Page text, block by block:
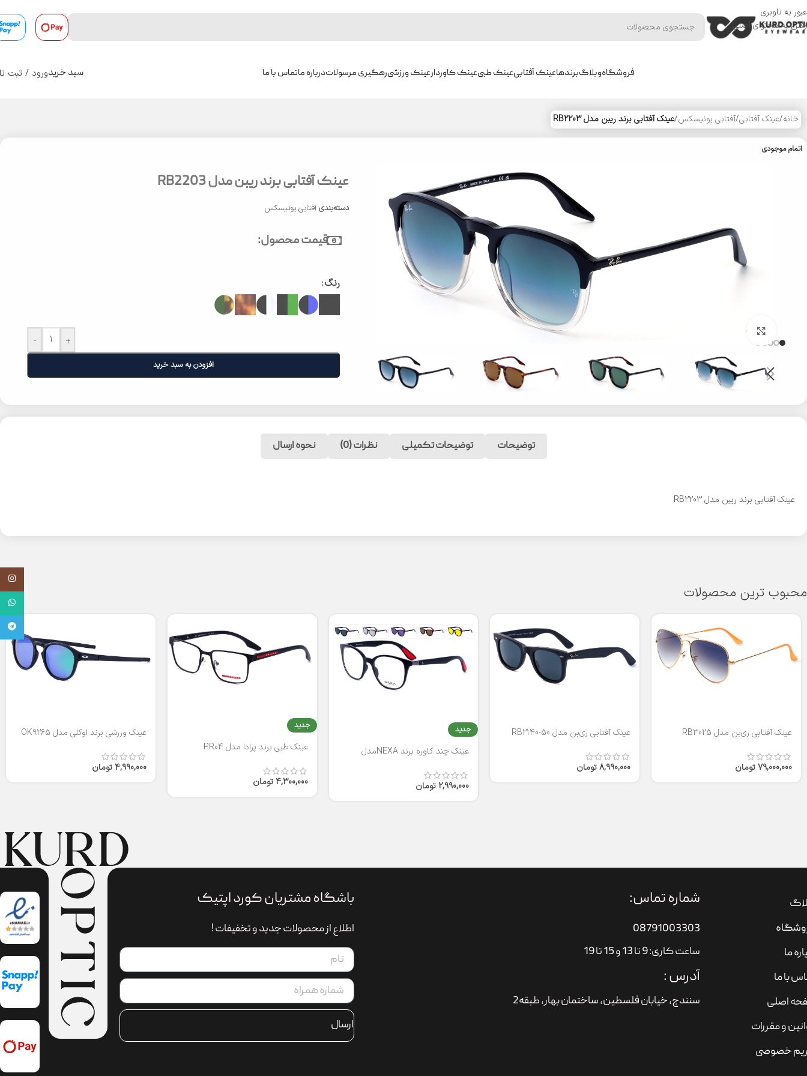
عبور به ناوبری
رفتن به محتوای اصلی
فروشگاهوبلاگبرندهاعینک آفتابیعینک طبیعینک کاوردارعینک ورزشیرهگیری مرسولاتدرباره ماتماس با ما 0
سبد خریدورود / ثبت
خانه/عینک آفتابی/آفتابی یونیسکس/عینک آفتابی برند ریبن مدل RB2203
اتمام موجودی
عینک آفتابی برند ریبن مدل RB2203
دسته‌بندی آفتابی یونیسکس
قیمت محصول:
رنگ
- +
افزودن به سبد خرید
توضیحات توضیحات تکمیلی نظرات (0) نحوه ارسال
عینک آفتابی برند ریبن مدل RB2203
محبوب ترین محصولات
عینک آفتابی ری‌بن مدل RB3025
79,000,000تومان
عینک آفتابی ری‌بن مدل RB2140-50
8,990,000 تومان
جدید
عینک چند کاوره برند NEXAمدل
2,990,000 تومان
جدید
عینک طبی برند پرادا مدل PR04
4,300,000 تومان
عینک ورزشی برند اوکلی مدل OK9265
4,990,000 تومان
ما
با ما
اصلی
و مقررات
خصوصی
شماره تماس:
08791003303
ساعت کاری: 9 تا 13 و 15 تا 19
آدرس :
سنندج، خیابان فلسطین،‌ ساختمان بهار، طبقه2
باشگاه مشتریان کورد اپتیک
اطلاع از محصولات جدید و تخفیفات !
ارسال
واتساپ
تلگرام